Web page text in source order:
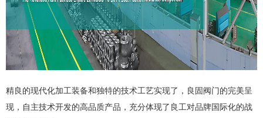
精良的现代化加工装备和独特的技术工艺实现了，良固阀门的完美呈
现，自主技术开发的高品质产品，充分体现了良工对品牌国际化的战